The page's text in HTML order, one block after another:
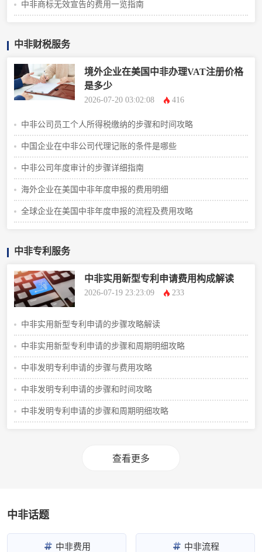
中非商标无效宣告的费用一览指南
中非财税服务
境外企业在美国中非办理VAT注册价格
是多少
2026-07-20 03:02:08 416
中非公司员工个人所得税缴纳的步骤和时间攻略
中国企业在中非公司代理记账的条件是哪些
中非公司年度审计的步骤详细指南
海外企业在美国中非年度申报的费用明细
全球企业在美国中非年度申报的流程及费用攻略
中非专利服务
中非实用新型专利申请费用构成解读
2026-07-19 23:23:09 233
中非实用新型专利申请的步骤攻略解读
中非实用新型专利申请的步骤和周期明细攻略
中非发明专利申请的步骤与费用攻略
中非发明专利申请的步骤和时间攻略
中非发明专利申请的步骤和周期明细攻略
查看更多
中非话题
中非费用 中非流程